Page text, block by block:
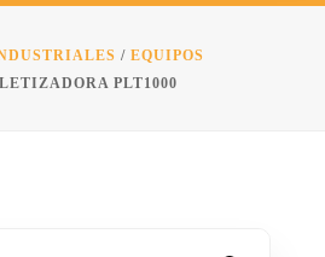
/ EQUIPOS
PLT1000